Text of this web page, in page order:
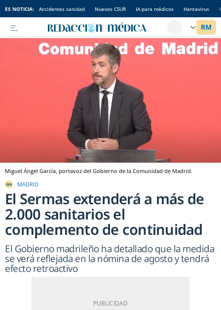
ES NOTICIA: Accidentes sanidad Nuevos CSUR IA para médicos Hantavirus
Miguel Ángel García, portavoz del Gobierno de la Comunidad de Madrid.
MADRID
El Sermas extenderá a más de
2.000 sanitarios el
complemento de continuidad
El Gobierno madrileño ha detallado que la medida
se verá reflejada en la nómina de agosto y tendrá
efecto retroactivo